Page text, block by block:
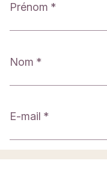
s
Prénom
Nom
E-mail